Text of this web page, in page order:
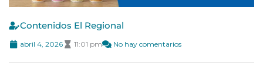
Contenidos El Regional
abril 4, 2026 11:01 pm No hay comentarios